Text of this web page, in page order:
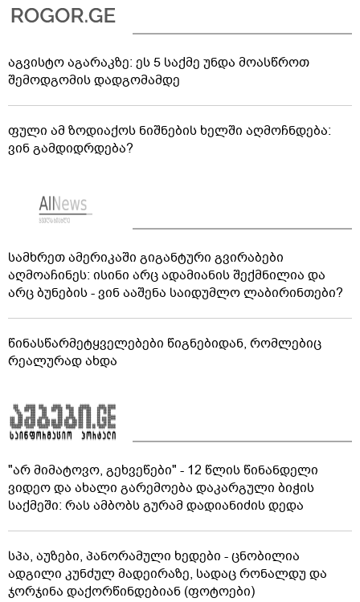
აგვისტო აგარაკზე: ეს 5 საქმე უნდა მოასწროთ
შემოდგომის დადგომამდე
ფული ამ ზოდიაქოს ნიშნების ხელში აღმოჩნდება:
ვინ გამდიდრდება?
სამხრეთ ამერიკაში გიგანტური გვირაბები
აღმოაჩინეს: ისინი არც ადამიანის შექმნილია და
არც ბუნების - ვინ ააშენა საიდუმლო ლაბირინთები?
წინასწარმეტყველებები წიგნებიდან, რომლებიც
რეალურად ახდა
"არ მიმატოვო, გეხვეწები" - 12 წლის წინანდელი
ვიდეო და ახალი გარემოება დაკარგული ბიჭის
საქმეში: რას ამბობს გურამ დადიანიძის დედა
სპა, აუზები, პანორამული ხედები - ცნობილია
ადგილი კუნძულ მადეირაზე, სადაც რონალდუ და
ჯორჯინა დაქორწინდებიან (ფოტოები)